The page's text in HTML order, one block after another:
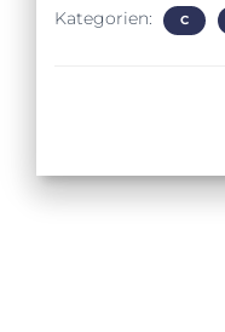
Kategorien: C